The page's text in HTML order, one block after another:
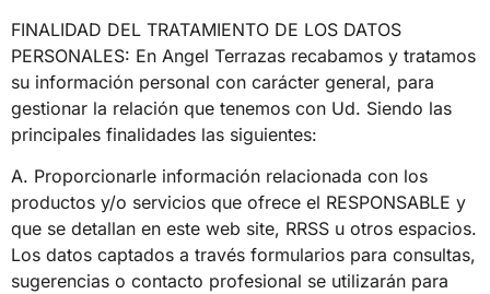
FINALIDAD DEL TRATAMIENTO DE LOS DATOS
PERSONALES: En Angel Terrazas recabamos y tratamos
su información personal con carácter general, para
gestionar la relación que tenemos con Ud. Siendo las
principales finalidades las siguientes:
A. Proporcionarle información relacionada con los
productos y/o servicios que ofrece el RESPONSABLE y
que se detallan en este web site, RRSS u otros espacios.
Los datos captados a través formularios para consultas,
sugerencias o contacto profesional se utilizarán para